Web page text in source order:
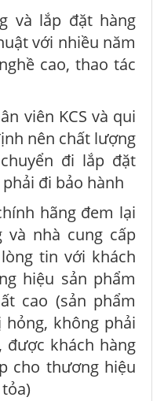
và lắp đặt hàng
với nhiều năm
cao, thao tác
viên KCS và qui
nên chất lượng
đi lắp đặt
đi bảo hành
hãng đem lại
và nhà cung cấp
tin với khách
hiệu sản phẩm
cao (sản phẩm
không phải
được khách hàng
cho thương hiệu